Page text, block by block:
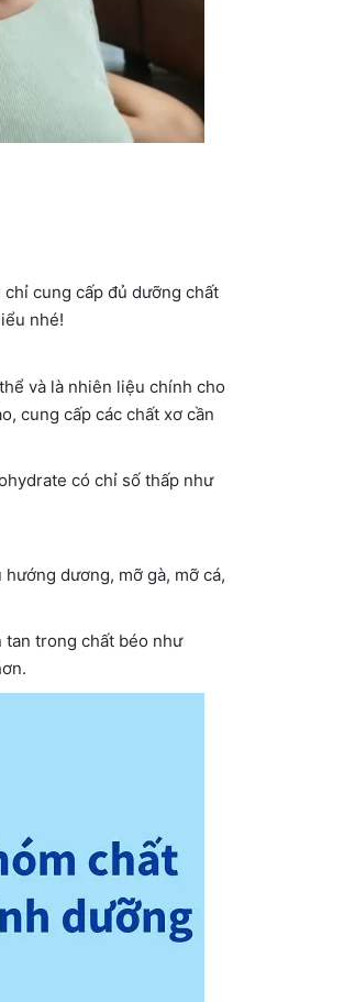
cung cấp đủ dưỡng chất
nhé!
và là nhiên liệu chính cho
cung cấp các chất xơ cần
có chỉ số thấp như
dương, mỡ gà, mỡ cá,
tan trong chất béo như